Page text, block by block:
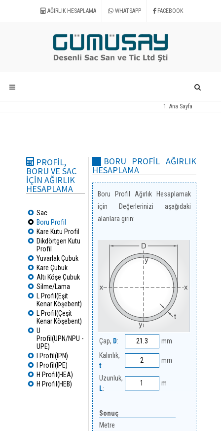
AĞIRLIK HESAPLAMA WHATSAPP FACEBOOK
Ana Sayfa
BORU PROFIL AĞIRLIK
HESAPLAMA
Boru Profil Ağırlık Hesaplamak
için Değerlerinizi aşağıdaki
alanlara girin:
Çap, D:
mm
Kalınlık,
t:
mm
Uzunluk,
L:
m
Sonuç
Metre
PROFIL,
BORU VE SAC
IÇIN AĞIRLIK
HESAPLAMA
Sac
Boru Profil
Kare Kutu Profil
Dikdörtgen Kutu
Profil
Yuvarlak Çubuk
Kare Çubuk
Altı Köşe Çubuk
Silme/Lama
L Profil(Eşit
Kenar Köşebent)
L Profil(Çeşit
Kenar Köşebent)
U
Profil(UPN/NPU -
UPE)
I Profil(IPN)
I Profil(IPE)
H Profil(HEA)
H Profil(HEB)